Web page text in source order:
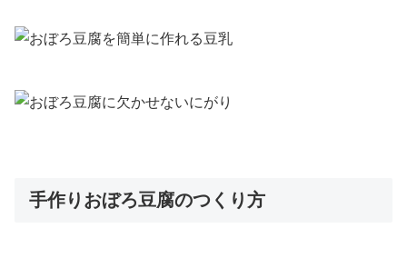
手作りおぼろ豆腐のつくり方